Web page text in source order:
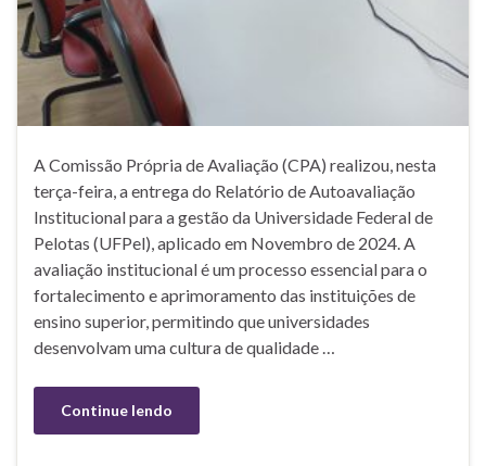
A Comissão Própria de Avaliação (CPA) realizou, nesta
terça-feira, a entrega do Relatório de Autoavaliação
Institucional para a gestão da Universidade Federal de
Pelotas (UFPel), aplicado em Novembro de 2024. A
avaliação institucional é um processo essencial para o
fortalecimento e aprimoramento das instituições de
ensino superior, permitindo que universidades
desenvolvam uma cultura de qualidade …
Continue lendo